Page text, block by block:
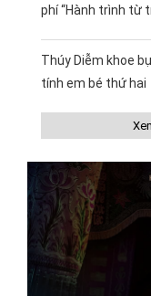
phí “Hành trình từ
Thúy Diễm khoe
tính em bé thứ hai